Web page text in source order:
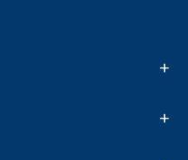
+
+